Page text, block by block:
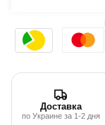
Доставка
по Украине за 1-2 дня